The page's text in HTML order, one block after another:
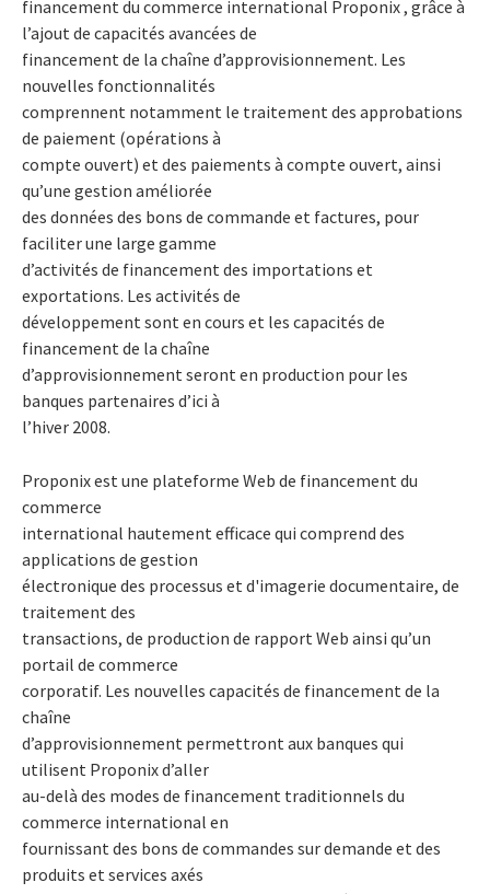
financement du commerce international Proponix , grâce à
l’ajout de capacités avancées de
financement de la chaîne d’approvisionnement. Les
nouvelles fonctionnalités
comprennent notamment le traitement des approbations
de paiement (opérations à
compte ouvert) et des paiements à compte ouvert, ainsi
qu’une gestion améliorée
des données des bons de commande et factures, pour
faciliter une large gamme
d’activités de financement des importations et
exportations. Les activités de
développement sont en cours et les capacités de
financement de la chaîne
d’approvisionnement seront en production pour les
banques partenaires d’ici à
l’hiver 2008.
Proponix est une plateforme Web de financement du
commerce
international hautement efficace qui comprend des
applications de gestion
électronique des processus et d'imagerie documentaire, de
traitement des
transactions, de production de rapport Web ainsi qu’un
portail de commerce
corporatif. Les nouvelles capacités de financement de la
chaîne
d’approvisionnement permettront aux banques qui
utilisent Proponix d’aller
au-delà des modes de financement traditionnels du
commerce international en
fournissant des bons de commandes sur demande et des
produits et services axés